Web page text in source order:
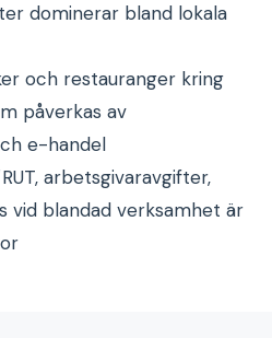
dominerar bland lokala
och restauranger kring
påverkas av
e-handel
arbetsgivaravgifter,
vid blandad verksamhet är